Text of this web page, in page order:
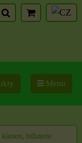
Menu
bižuterie